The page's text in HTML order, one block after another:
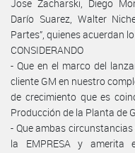
Jose Zacharski, Diego
Darío Suarez, Walter
Partes”, quienes acuerdan
CONSIDERANDO
- Que en el marco del
cliente GM en nuestro
de crecimiento que es
Producción de la Planta de
- Que ambas
la EMPRESA y amerita